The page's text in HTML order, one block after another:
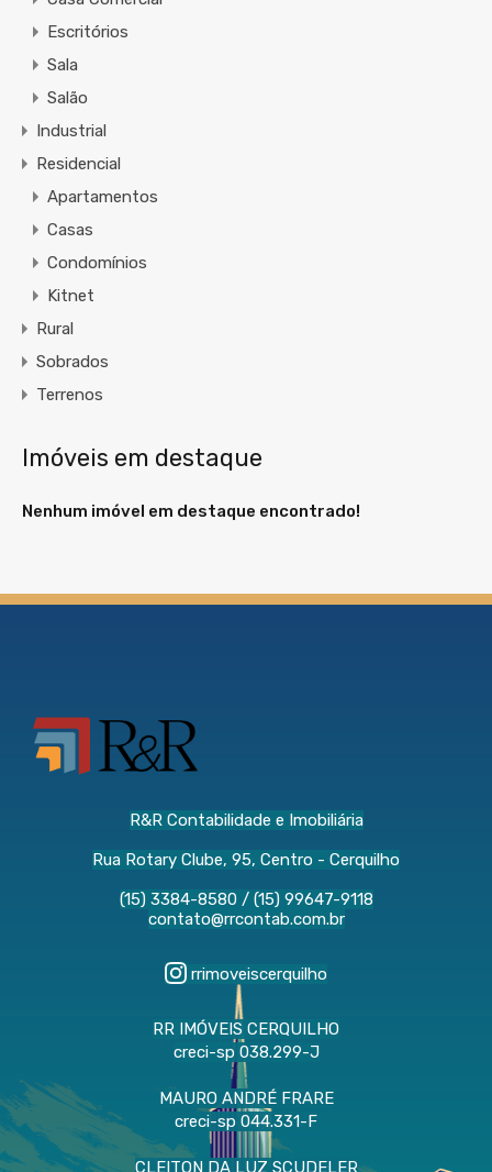
Escritórios
Sala
Salão
Industrial
Residencial
Apartamentos
Casas
Condomínios
Kitnet
Rural
Sobrados
Terrenos
Imóveis em destaque
Nenhum imóvel em destaque encontrado!
R&R Contabilidade e Imobiliária
Rua Rotary Clube, 95, Centro - Cerquilho
(15) 3384-8580/ (15) 99647-9118
contato@rrcontab.com.br
rrimoveiscerquilho
RR IMÓVEIS CERQUILHO
creci-sp 038.299-J
MAURO ANDRÉ FRARE
creci-sp 044.331-F
CLEITON DA LUZ SCUDELER